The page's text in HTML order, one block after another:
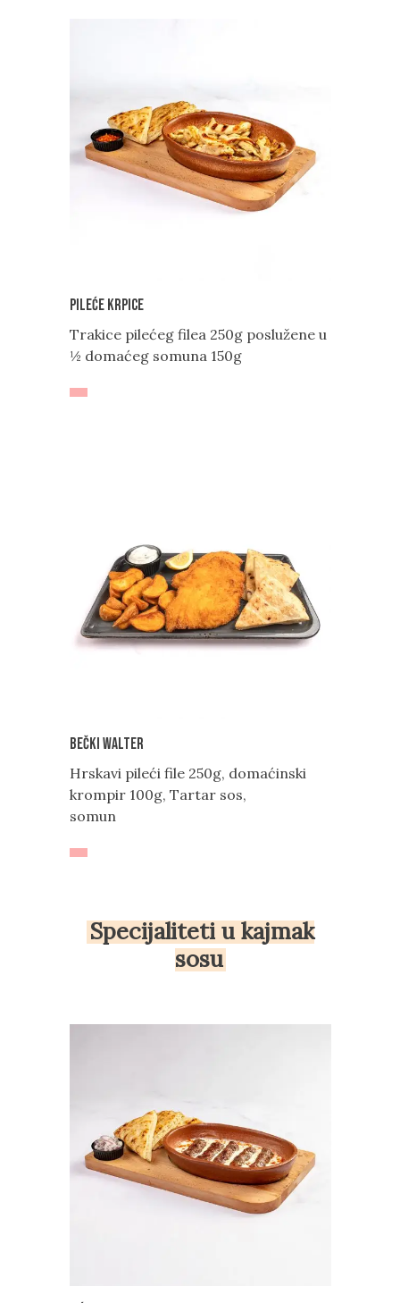
Pileće krpice
Trakice pilećeg filea 250g poslužene u
½ domaćeg somuna 150g
Bečki Walter
Hrskavi pileći file 250g, domaćinski
krompir 100g, Tartar sos,
somun
Specijaliteti u kajmak
sosu